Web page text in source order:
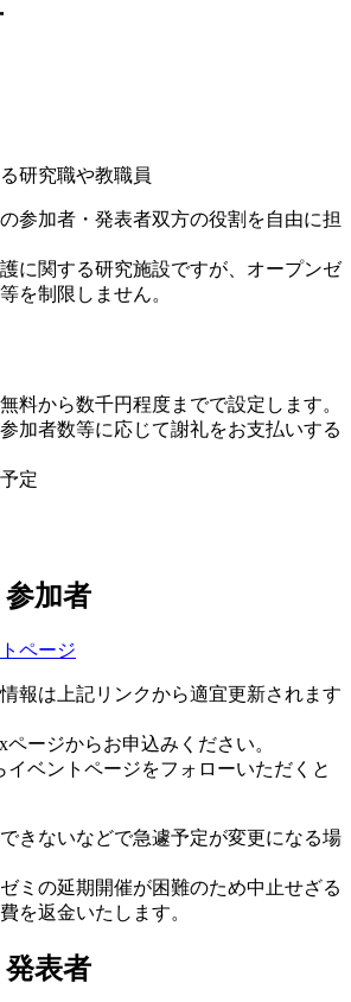
研究職や教職員
参加者・発表者双方の役割を自由に担
に関する研究施設ですが、オープンゼ
を制限しません。
料から数千円程度までで設定します。
加者数等に応じて謝礼をお支払いする
定
加者
ページ
報は上記リンクから適宜更新されます
ページからお申込みください。
イベントページをフォローいただくと
きないなどで急遽予定が変更になる場
ミの延期開催が困難のため中止せざる
を返金いたします。
表者